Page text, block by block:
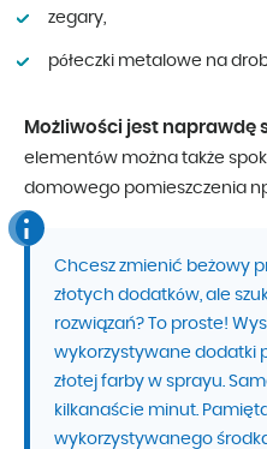
zegary,
półeczki metalowe na
Możliwości jest naprawdę
elementów można także
domowego pomieszczenia
Chcesz zmienić beżowy
złotych dodatków, ale
rozwiązań? To proste!
wykorzystywane dodatki
złotej farby w sprayu.
kilkanaście minut.
wykorzystywanego